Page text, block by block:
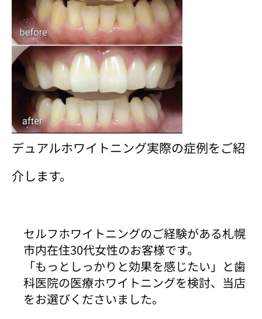
デュアルホワイトニング実際の症例をご紹
介します。
セルフホワイトニングのご経験がある札幌
市内在住30代女性のお客様です。
「もっとしっかりと効果を感じたい」と歯
科医院の医療ホワイトニングを検討、当店
をお選びくださいました。